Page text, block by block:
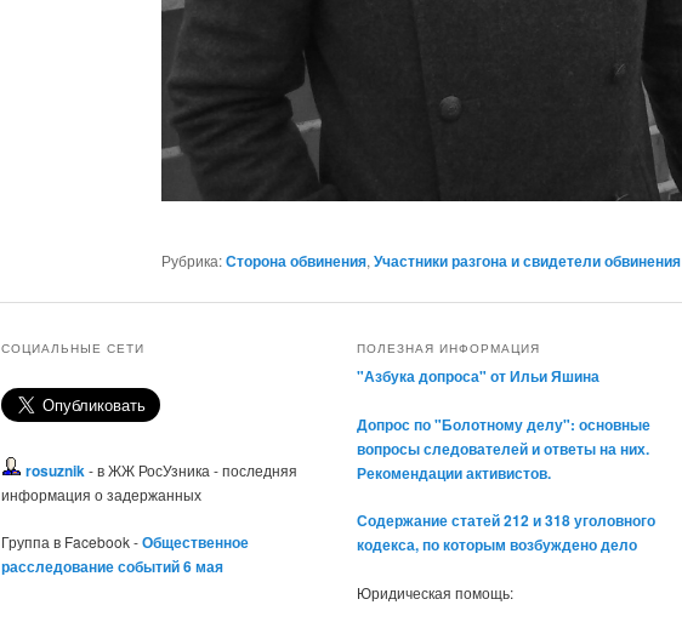
Рубрика:Сторона обвинения,Участники разгона и свидетели обвинения
СОЦИАЛЬНЫЕ СЕТИ
rosuznik- в ЖЖ РосУзника - последняя
информация о задержанных
Группа в Facebook -Общественное
расследование событий 6 мая
ПОЛЕЗНАЯ ИНФОРМАЦИЯ
"Азбука допроса" от Ильи Яшина
Допрос по "Болотному делу": основные
вопросы следователей и ответы на них.
Рекомендации активистов.
Содержание статей 212 и 318 уголовного
кодекса, по которым возбуждено дело
Юридическая помощь: